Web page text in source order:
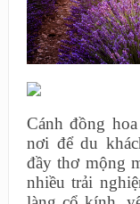
Cánh đồng
nơi để du
đầy thơ mộng
nhiều trải